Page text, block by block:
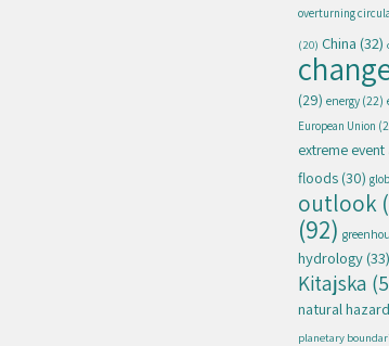
overturning
(20) China (32)
(29) energy (22)
European Union
extreme
floods (30)
outlook
(92)
hydrology(33)
Kitajska
natural
planetary